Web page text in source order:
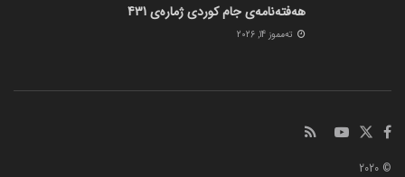
هەفتەنامەی جام کوردی ژمارەی 431
ته‌مموز 14, 2026
© 2020